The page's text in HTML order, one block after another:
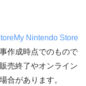
My Nintendo Store
作成時点でのもので
売終了やオンライン
合があります。